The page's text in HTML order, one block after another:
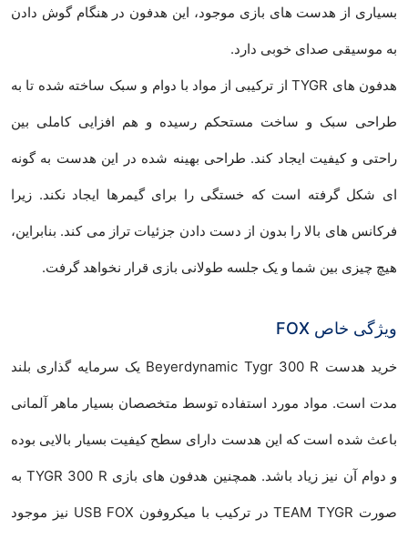
بسیاری از هدست های بازی موجود، این هدفون در هنگام گوش دادن
به موسیقی صدای خوبی دارد.
هدفون های TYGR از ترکیبی از مواد با دوام و سبک ساخته شده تا به
طراحی سبک و ساخت مستحکم رسیده و هم افزایی کاملی بین
راحتی و کیفیت ایجاد کند. طراحی بهینه شده در این هدست به گونه
ای شکل گرفته است که خستگی را برای گیمرها ایجاد نکند. زیرا
فرکانس های بالا را بدون از دست دادن جزئیات تراز می کند. بنابراین،
هیچ چیزی بین شما و یک جلسه طولانی بازی قرار نخواهد گرفت.
ویژگی خاص FOX
خرید هدست Beyerdynamic Tygr 300 R یک سرمایه گذاری بلند
مدت است. مواد مورد استفاده توسط متخصصان بسیار ماهر آلمانی
باعث شده است که این هدست دارای سطح کیفیت بسیار بالایی بوده
و دوام آن نیز زیاد باشد. همچنین هدفون های بازی TYGR 300 R به
صورت TEAM TYGR در ترکیب با میکروفون USB FOX نیز موجود